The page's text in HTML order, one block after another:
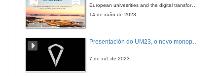
Intervención de Nuno Guedes
European univesrities and the digital transformation: challenges and opportunities ahead
14 de xuño de 2023
7 de xul. de 2023